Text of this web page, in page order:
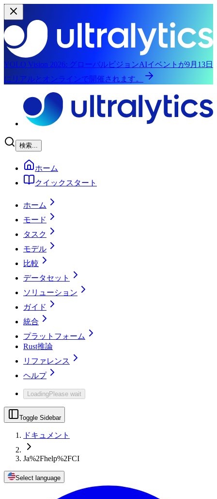
YOLO Vision 2026: グローバルビジョンAIイベントが9月13日
にリアルとオンラインで開催されます。
検索...
ホーム
クイックスタート
ホーム
モード
タスク
モデル
比較
データセット
ソリューション
ガイド
統合
プラットフォーム
Rust推論
リファレンス
ヘルプ
LoadingPlease wait
Toggle Sidebar
ドキュメント
Ja%2Fhelp%2FCI
Select language